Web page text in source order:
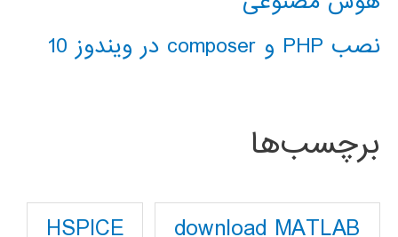
نصب PHP و composer در ویندوز 10
برچسب‌ها
download MATLAB
HSPICE